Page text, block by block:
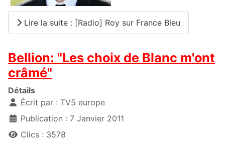
Lire la suite : [Radio] Roy sur France Bleu
Bellion: "Les choix de Blanc m'ont
crâmé"
Détails
Écrit par : TV5 europe
Publication : 7 Janvier 2011
Clics : 3578